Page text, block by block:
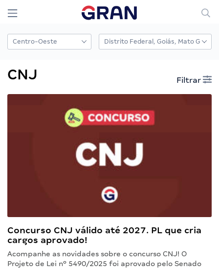
CNJ Filtrar
Concurso CNJ válido até 2027. PL que cria
cargos aprovado!
Acompanhe as novidades sobre o concurso CNJ! O
Projeto de Lei nº 5490/2025 foi aprovado pelo Senado